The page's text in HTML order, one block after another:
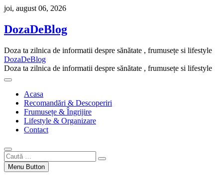
Skip
content
joi, august 06, 2026
DozaDeBlog
Doza ta zilnica de informatii despre sănătate , frumusețe si lifestyle
DozaDeBlog
Doza ta zilnica de informatii despre sănătate , frumusețe si lifestyle
Acasa
Recomandări & Descoperiri
Frumusețe & Îngrijire
Lifestyle & Organizare
Contact
Caută
…Menu Button